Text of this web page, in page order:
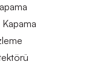
Kapama